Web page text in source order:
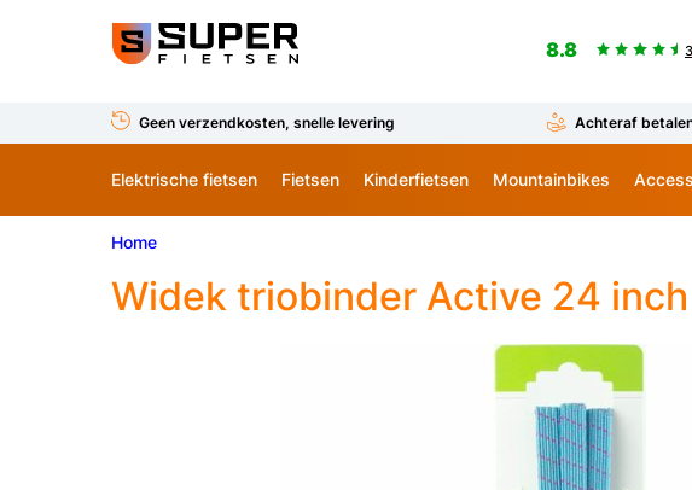
8.8
Geen verzendkosten, snelle levering Achteraf
Elektrische fietsen Fietsen Kinderfietsen Mountainbikes
Home
Widek triobinder Active 24 inch